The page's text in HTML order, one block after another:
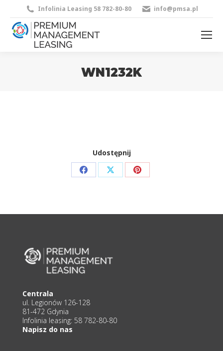
Infolinia Leasing 58 782-80-80 info@pmsa.pl
WN1232K
Udostępnij
Share Share Share
Centrala
ul. Legionów 126-128
81-472 Gdynia
Infolinia leasing: 58 782-80-80
Napisz do nas